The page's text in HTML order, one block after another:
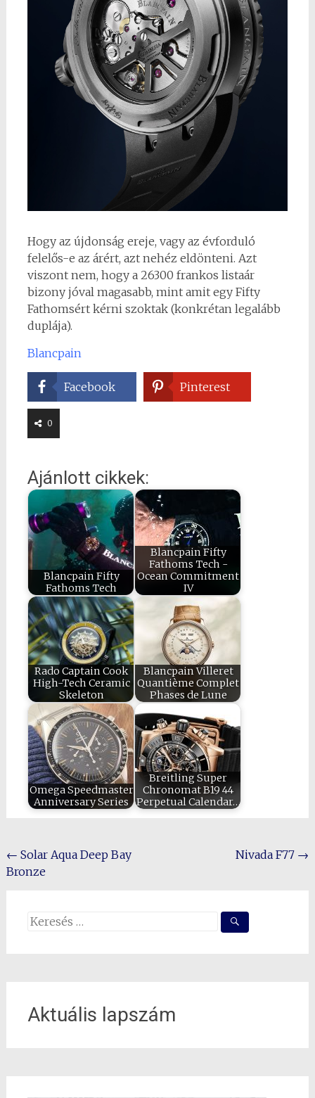
Hogy az újdonság ereje, vagy az évforduló
felelős-e az árért, azt nehéz eldönteni. Azt
viszont nem, hogy a 26300 frankos listaár
bizony jóval magasabb, mint amit egy Fifty
Fathomsért kérni szoktak (konkrétan legalább
duplája).
Blancpain
Facebook Pinterest
0
Ajánlott cikkek:
Blancpain Fifty
Fathoms Tech
Blancpain Fifty
Fathoms Tech -
Ocean Commitment
IV
Rado Captain Cook
High-Tech Ceramic
Skeleton
Blancpain Villeret
Quantième Complet
Phases de Lune
Omega Speedmaster
Anniversary Series
Breitling Super
Chronomat B19 44
Perpetual Calendar…
Post
navigation
← Solar Aqua Deep Bay
Bronze
Nivada F77 →
Search
Aktuális lapszám